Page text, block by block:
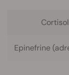
Cortisol
Epinefrine